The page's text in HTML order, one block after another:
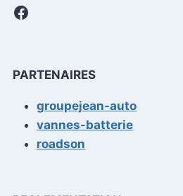
Facebook
PARTENAIRES
groupejean-auto
vannes-batterie
roadson